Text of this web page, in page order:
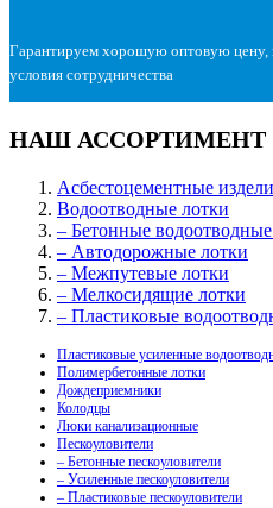
Гарантируем хорошую оптовую цену,
условия сотрудничества
НАШ АССОРТИМЕНТ
Асбестоцементные
Водоотводные лотки
– Бетонные
– Автодорожные лотки
– Межпутевые лотки
– Мелкосидящие лотки
– Пластиковые
Пластиковые усиленные
Полимербетонные лотки
Дождеприемники
Колодцы
Люки канализационные
Пескоуловители
– Бетонные пескоуловители
– Усиленные пескоуловители
– Пластиковые пескоуловители